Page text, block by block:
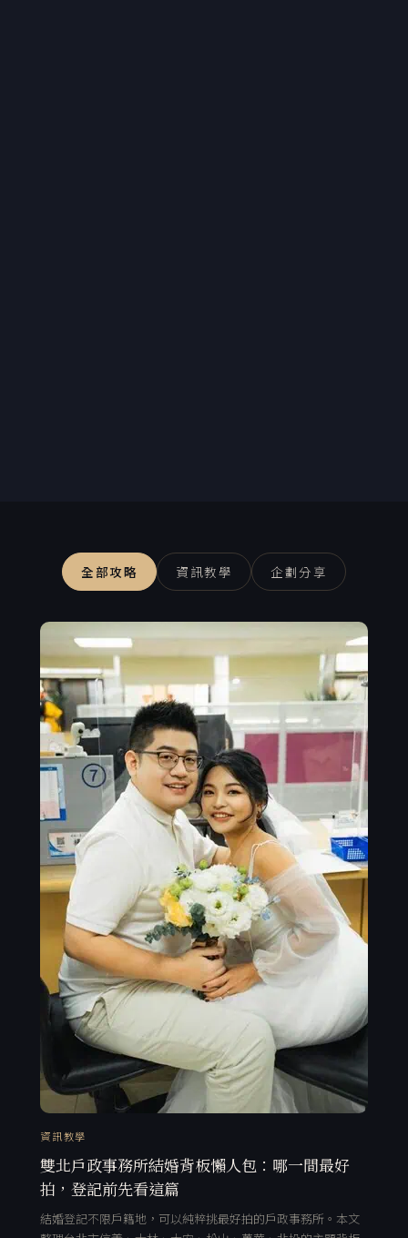
全部攻略 資訊教學 企劃分享
資訊教學
雙北戶政事務所結婚背板懶人包：哪一間最好
拍，登記前先看這篇
結婚登記不限戶籍地，可以純粹挑最好拍的戶政事務所。本文